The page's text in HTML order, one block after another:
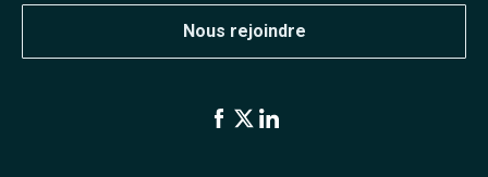
Nous rejoindre